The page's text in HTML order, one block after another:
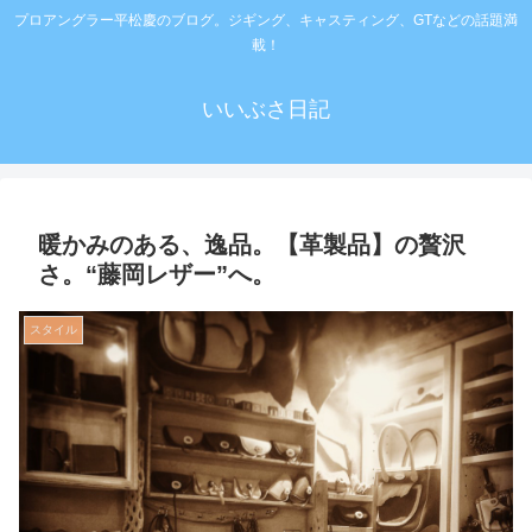
プロアングラー平松慶のブログ。ジギング、キャスティング、GTなどの話題満
載！
いいぶさ日記
暖かみのある、逸品。【革製品】の贅沢
さ。“藤岡レザー”へ。
スタイル